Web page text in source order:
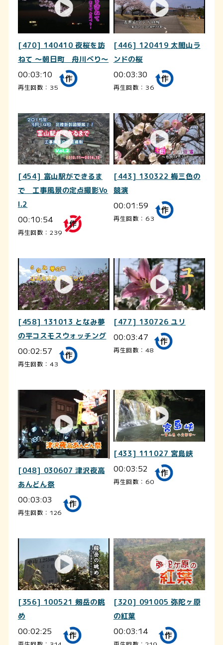
[470] 140410 夜桜を訪
ねて ～朝日町 舟川べり～
00:03:10
再生回数：35
[446] 120419 太閤山ラ
ンドの桜
00:03:30
再生回数：36
[454] 富山駅ができるま
で 工事風景の定点撮影Vo
l.2
00:10:54
再生回数：239
[443] 130322 梅三色の
競演
00:01:59
再生回数：63
[458] 131013 となみ夢
の平コスモスウォッチング
00:02:57
再生回数：43
[477] 130726 ユリ
00:03:47
再生回数：48
[048] 030607 津沢夜高
あんどん祭
00:03:03
再生回数：126
[433] 111027 宮島峡
00:03:52
再生回数：60
[356] 100521 剱岳の眺
め
00:02:25
[320] 091005 弥陀ヶ原
の紅葉
00:03:14